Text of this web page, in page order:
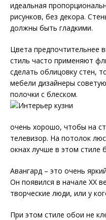
идеальная
рисунков, без декора.
должны быть гладкими.
Цвета предпочтительнее
стиль часто применяют
сделать облицовку стен,
мебели дизайнеры
полочки с блеском.
очень хорошо, чтобы на
телевизор. На потолок
окнах лучше в этом стиле
Авангард – это очень
Он появился в начале ХХ
творческие люди, или у
При этом стиле обои не